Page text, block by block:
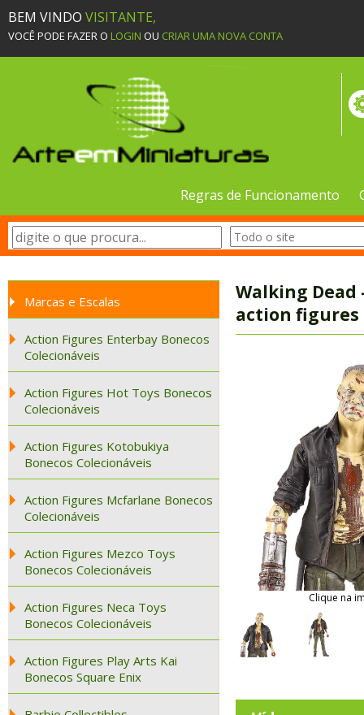
BEM VINDO VISITANTE,
VOCÊ PODE FAZER O LOGIN OU CRIAR UMA NOVA CONTA
Regras de Funcionamento
Marcas e Escalas
Action Figures Enterbay Bonecos
Colecionáveis
Action Figures Hot Toys Bonecos
Colecionáveis
Action Figures Kotobukiya
Bonecos Colecionáveis
Action Figures Mcfarlane Bonecos
Colecionáveis
Action Figures Mezco Toys
Bonecos Colecionáveis
Action Figures Neca Toys
Bonecos Colecionáveis
Action Figures Play Arts Kai
Bonecos Square Enix
Walking Dead
action figures
Clique na